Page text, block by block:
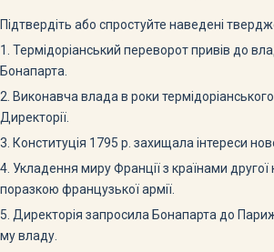
Підтвердіть або спростуйте наведені
1. Термідоріанський переворот привів до
Бонапарта.
2. Виконавча влада в роки
Директорії.
3. Конституція 1795 р. захищала інтереси
4. Укладення миру Франції з країнами другої
поразкою французької армії.
5. Директорія запросила Бонапарта до
му владу.